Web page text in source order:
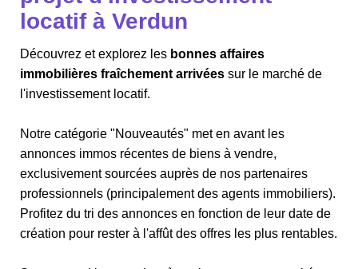
locatif à Verdun
Découvrez et explorez les bonnes affaires
immobilières fraîchement arrivées sur le marché de
l'investissement locatif.
Notre catégorie "Nouveautés" met en avant les
annonces immos récentes de biens à vendre,
exclusivement sourcées auprès de nos partenaires
professionnels (principalement des agents immobiliers).
Profitez du tri des annonces en fonction de leur date de
création pour rester à l'affût des offres les plus rentables.